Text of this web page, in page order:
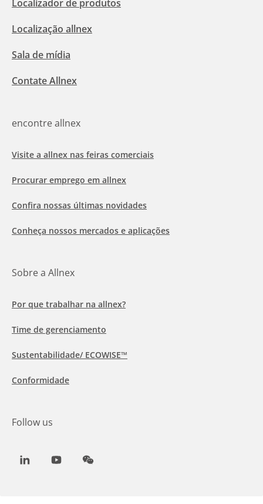
Localizador de produtos
Localização allnex
Sala de mídia
Contate Allnex
encontre allnex
Visite a allnex nas feiras comerciais
Procurar emprego em allnex
Confira nossas últimas novidades
Conheça nossos mercados e aplicações
Sobre a Allnex
Por que trabalhar na allnex?
Time de gerenciamento
Sustentabilidade/ ECOWISE™
Conformidade
Follow us
LinkedInYoutubeWeChat